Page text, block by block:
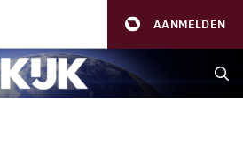
AANMELDEN